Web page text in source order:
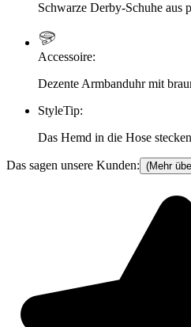
Schwarze Derby-Schuhe aus
Accessoire:
Dezente Armbanduhr mit
StyleTip:
Das Hemd in die Hose
Das sagen unsere Kunden: (Mehr